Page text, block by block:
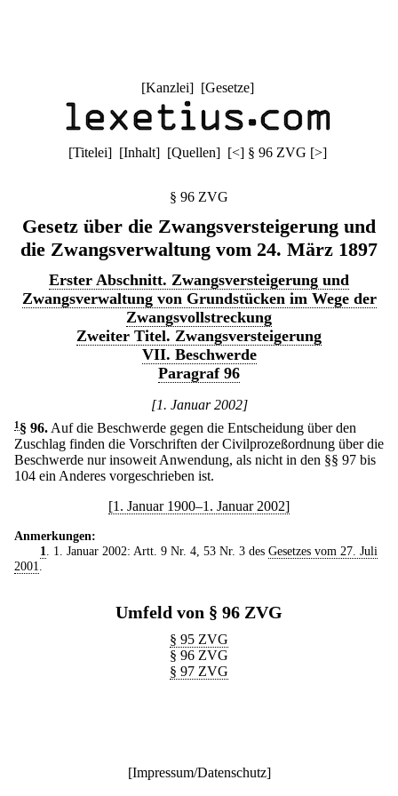
[Kanzlei] [Gesetze]
[Titelei] [Inhalt] [Quellen] [<] § 96 ZVG [>]
§ 96 ZVG
Gesetz über die Zwangsversteigerung und
die Zwangsverwaltung vom 24. März 1897
Erster Abschnitt. Zwangsversteigerung und
Zwangsverwaltung von Grundstücken im Wege der
Zwangsvollstreckung
Zweiter Titel. Zwangsversteigerung
VII. Beschwerde
Paragraf 96
[1. Januar 2002]
1 § 96. Auf die Beschwerde gegen die Entscheidung über den
Zuschlag finden die Vorschriften der Civilprozeßordnung über die
Beschwerde nur insoweit Anwendung, als nicht in den §§ 97 bis
104 ein Anderes vorgeschrieben ist.
[1. Januar 1900–1. Januar 2002]
Anmerkungen:
1
. 1. Januar 2002: Artt. 9 Nr. 4, 53 Nr. 3 des Gesetzes vom 27. Juli
2001
Umfeld von § 96 ZVG
§ 95 ZVG
§ 96 ZVG
§ 97 ZVG
[Impressum/Datenschutz]